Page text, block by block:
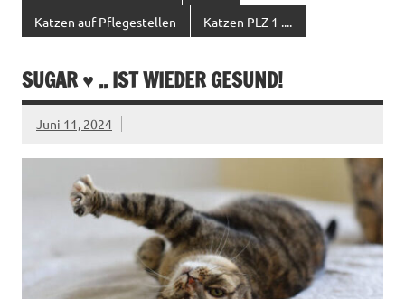
Katzen auf Pflegestellen Katzen PLZ 1 ....
SUGAR ♥ .. IST WIEDER GESUND!
Juni 11, 2024